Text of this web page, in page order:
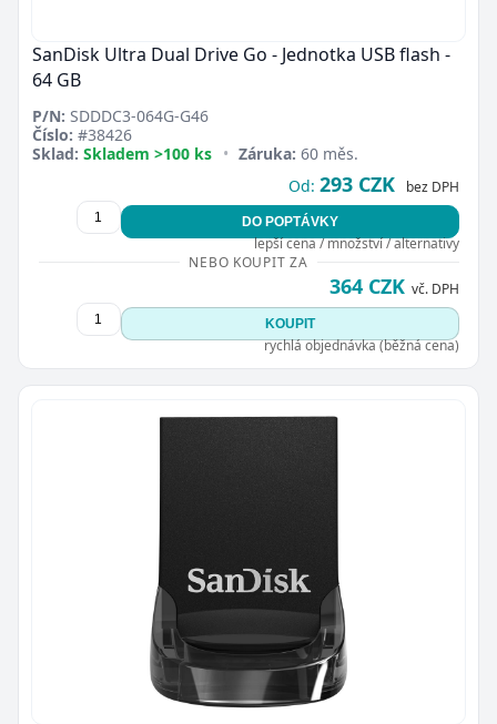
SanDisk Ultra Dual Drive Go - Jednotka USB flash -
64 GB
P/N: SDDDC3-064G-G46
Číslo: #38426
Sklad: Skladem >100 ks • Záruka: 60 měs.
Od: 293 CZK bez DPH
DO POPTÁVKY
lepší cena / množství / alternativy
NEBO KOUPIT ZA
364 CZK vč. DPH
KOUPIT
rychlá objednávka (běžná cena)